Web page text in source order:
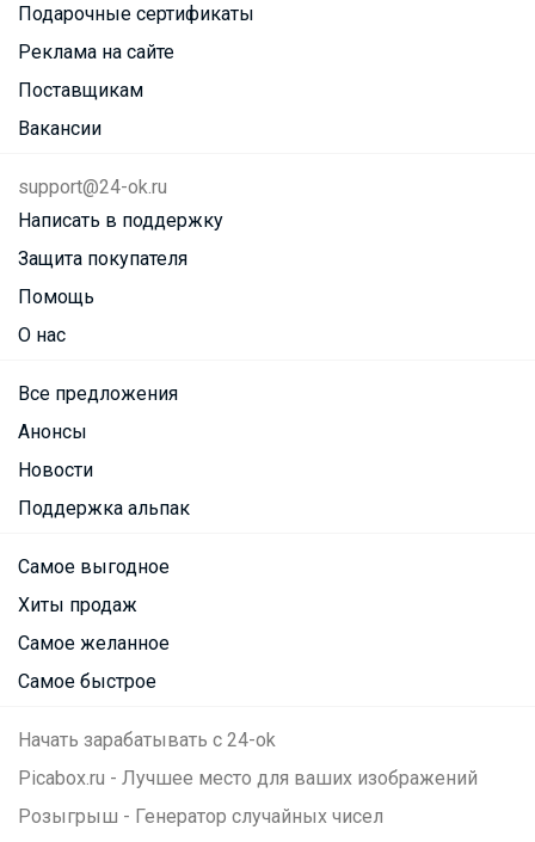
Подарочные сертификаты
Реклама на сайте
Поставщикам
Вакансии
support@24-ok.ru
Написать в поддержку
Защита покупателя
Помощь
О нас
Все предложения
Анонсы
Новости
Поддержка альпак
Самое выгодное
Хиты продаж
Самое желанное
Самое быстрое
Начать зарабатывать с 24-ok
Picabox.ru - Лучшее место для ваших изображений
Розыгрыш - Генератор случайных чисел